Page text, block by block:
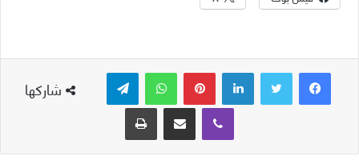
شاركها
لينكدإن بينتيريست واتساب
ڤايبر
مشاركة عبر البريد طباعة